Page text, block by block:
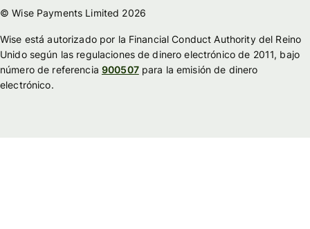
© Wise Payments Limited 2026
Wise está autorizado por la Financial Conduct Authority del Reino
Unido según las regulaciones de dinero electrónico de 2011, bajo
número de referencia 900507para la emisión de dinero
electrónico.